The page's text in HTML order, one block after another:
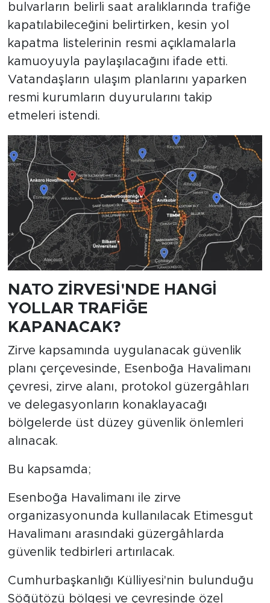
bulvarların belirli saat aralıklarında trafiğe
kapatılabileceğini belirtirken, kesin yol
kapatma listelerinin resmi açıklamalarla
kamuoyuyla paylaşılacağını ifade etti.
Vatandaşların ulaşım planlarını yaparken
resmi kurumların duyurularını takip
etmeleri istendi.
NATO ZİRVESİ'NDE HANGİ
YOLLAR TRAFİĞE
KAPANACAK?
Zirve kapsamında uygulanacak güvenlik
planı çerçevesinde, Esenboğa Havalimanı
çevresi, zirve alanı, protokol güzergâhları
ve delegasyonların konaklayacağı
bölgelerde üst düzey güvenlik önlemleri
alınacak.
Bu kapsamda;
Esenboğa Havalimanı ile zirve
organizasyonunda kullanılacak Etimesgut
Havalimanı arasındaki güzergâhlarda
güvenlik tedbirleri artırılacak.
Cumhurbaşkanlığı Külliyesi'nin bulunduğu
Söğütözü bölgesi ve çevresinde özel